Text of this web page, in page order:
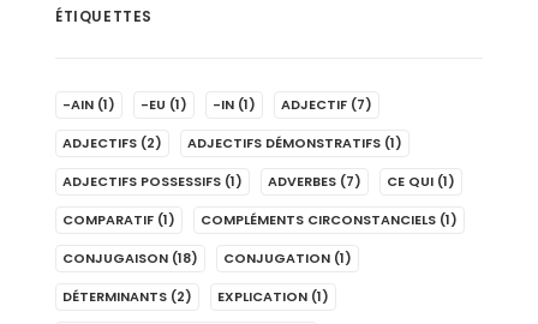
ÉTIQUETTES
-AIN (1) -EU (1) -IN (1) ADJECTIF (7)
ADJECTIFS (2) ADJECTIFS DÉMONSTRATIFS (1)
ADJECTIFS POSSESSIFS (1) ADVERBES (7) CE QUI (1)
COMPARATIF (1) COMPLÉMENTS CIRCONSTANCIELS (1)
CONJUGAISON (18) CONJUGATION (1)
DÉTERMINANTS (2) EXPLICATION (1)